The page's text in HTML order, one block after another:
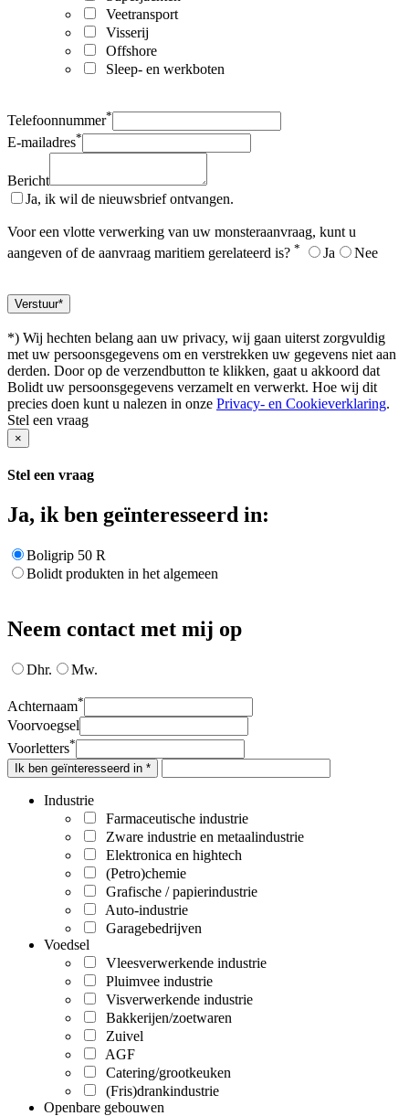
Veetransport
Visserij
Offshore
Sleep- en werkboten
Telefoonnummer*
E-mailadres*
Bericht
Ja, ik wil de nieuwsbrief ontvangen.
Voor een vlotte verwerking van uw monsteraanvraag, kunt u
aangeven of de aanvraag maritiem gerelateerd is? * Ja Nee
*) Wij hechten belang aan uw privacy, wij gaan uiterst zorgvuldig
met uw persoonsgegevens om en verstrekken uw gegevens niet aan
derden. Door op de verzendbutton te klikken, gaat u akkoord dat
Bolidt uw persoonsgegevens verzamelt en verwerkt. Hoe wij dit
precies doen kunt u nalezen in onze Privacy- en Cookieverklaring.
Stel een vraag
×
Stel een vraag
Ja, ik ben geïnteresseerd in:
Boligrip 50 R
Bolidt produkten in het algemeen
Neem contact met mij op
Dhr. Mw.
Achternaam*
Voorvoegsel
Voorletters*
Ik ben geïnteresseerd in *
Industrie
Farmaceutische industrie
Zware industrie en metaalindustrie
Elektronica en hightech
(Petro)chemie
Grafische / papierindustrie
Auto-industrie
Garagebedrijven
Voedsel
Vleesverwerkende industrie
Pluimvee industrie
Visverwerkende industrie
Bakkerijen/zoetwaren
Zuivel
AGF
Catering/grootkeuken
(Fris)drankindustrie
Openbare gebouwen